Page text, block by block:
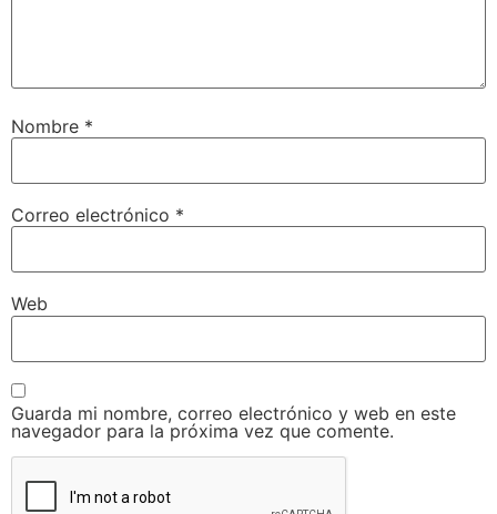
Nombre *
Correo electrónico *
Web
Guarda mi nombre, correo electrónico y web en este
navegador para la próxima vez que comente.